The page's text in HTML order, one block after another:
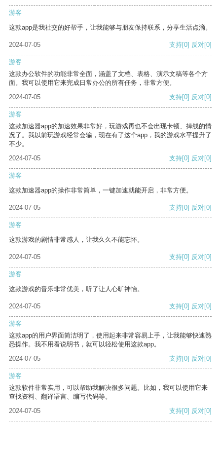
游客
这款app是我社交的好帮手，让我能够与朋友保持联系，分享生活点滴。
2024-07-05 支持[0] 反对[0]
游客
这款办公软件的功能非常全面，涵盖了文档、表格、演示文稿等各个方
面。我可以使用它来完成日常办公的所有任务，非常方便。
2024-07-05
支持[0] 反对[0]
游客
这款加速器app的加速效果非常好，玩游戏再也不会出现卡顿、掉线的情
况了。我以前玩游戏经常会输，现在有了这个app，我的游戏水平提升了
不少。
2024-07-05
支持[0] 反对[0]
游客
这款加速器app的操作非常简单，一键加速就能开启，非常方便。
2024-07-05 支持[0] 反对[0]
游客
这款游戏的剧情非常感人，让我久久不能忘怀。
2024-07-05 支持[0] 反对[0]
游客
这款游戏的音乐非常优美，听了让人心旷神怡。
2024-07-05 支持[0] 反对[0]
游客
这款app的用户界面简洁明了，使用起来非常容易上手，让我能够快速熟
悉操作。我不用看说明书，就可以轻松使用这款app。
2024-07-05
支持[0] 反对[0]
游客
这款软件非常实用，可以帮助我解决很多问题。比如，我可以使用它来
查找资料、翻译语言、编写代码等。
2024-07-05
支持[0] 反对[0]